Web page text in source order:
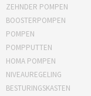
ZEHNDER POMPEN
BOOSTERPOMPEN
POMPEN
POMPPUTTEN
HOMA POMPEN
NIVEAUREGELING
BESTURINGSKASTEN